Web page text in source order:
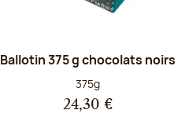
Ballotin 375 g chocolats noirs
Poids net :
375g
24,30 €